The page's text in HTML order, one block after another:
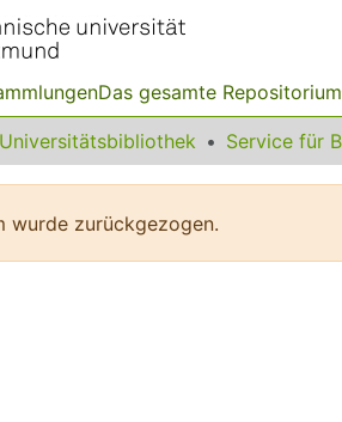
Das gesamte Repositorium
Universitätsbibliothek
wurde zurückgezogen.